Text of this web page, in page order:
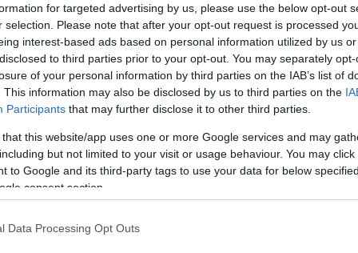
for targeted advertising by us, please use the below opt-out
selection. Please note that after your opt-out request is processed
interest-based ads based on personal information utilized by us
to third parties prior to your opt-out. You may separately
of your personal information by third parties on the IAB’s list of
This information may also be disclosed by us to third parties on the
Participants that may further disclose it to other third parties.
that this website/app uses one or more Google services and may
but not limited to your visit or usage behaviour. You may
to Google and its third-party tags to use your data for below
consent section.
Data Processing Opt Outs
στο τέλος Ιουνίου, οπότε και
για το πλαφόν στο μικτό περιθώριο
ευρείας κατανάλωσης, αναμένεται να
του νόμου μέχρι το τέλος του χρόνου.
Ανάπτυξης πρόκειται για ένα μέτρο
αυτή την πολύ δύσκολη διεθνή συγκυρία».
Νομοθετικού Περιεχομένου
πρώτης ανάγκης -τρόφιμα και βασικά αγαθά-
ανά κωδικό από αυτό που είχε